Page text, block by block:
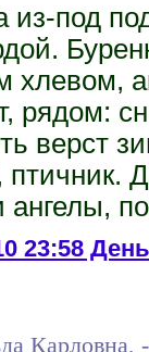
из-под
хлевом,
рядом:
верст
птичник.
23:58
Карловна,